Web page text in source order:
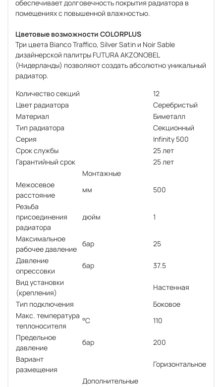
обеспечивает долговечность покрытия радиатора в
помещениях с повышенной влажностью.
Цветовые возможности COLORPLUS
Три цвета Bianco Traffico, Silver Satin и Noir Sable
дизайнерской палитры FUTURA AKZONOBEL
(Нидерланды) позволяют создать абсолютно уникальный
радиатор.
Количество секций
12
Цвет радиатора
Серебристый
Материал
Биметалл
Тип радиатора
Секционный
Серия
Infinity 500
Срок службы
25 лет
Гарантийный срок
25 лет
Монтажные
Межосевое
расстояние
мм
500
Резьба
присоединения
радиатора
дюйм 1
Максимальное
рабочее давление
бар
25
Давление
опрессовки
бар
37.5
Вид установки
(крепления)
Настенная
Тип подключения
Боковое
Макс. температура
теплоносителя
°С
110
Предельное
давление
бар
200
Вариант
размещения
Горизонтальное
Дополнительные